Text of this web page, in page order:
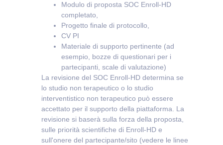
Modulo di proposta SOC Enroll-HD
completato,
Progetto finale di protocollo,
CV PI
Materiale di supporto pertinente (ad
esempio, bozze di questionari per i
partecipanti, scale di valutazione)
La revisione del SOC Enroll-HD determina se
lo studio non terapeutico o lo studio
interventistico non terapeutico può essere
accettato per il supporto della piattaforma. La
revisione si baserà sulla forza della proposta,
sulle priorità scientifiche di Enroll-HD e
sull'onere del partecipante/sito (vedere le linee